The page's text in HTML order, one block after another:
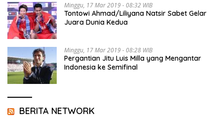
Minggu, 17 Mar 2019 - 08:32 WIB
Tontowi Ahmad/Liliyana Natsir Sabet Gelar
Juara Dunia Kedua
Minggu, 17 Mar 2019 - 08:28 WIB
Pergantian Jitu Luis Milla yang Mengantar
Indonesia ke Semifinal
BERITA NETWORK